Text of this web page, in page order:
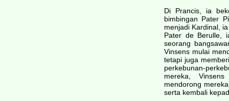
Di Prancis, ia
bimbingan Pater
menjadi Kardinal,
Pater de Berulle,
seorang
Vinsens mulai
tetapi juga
perkebunan-
mereka,
mendorong
serta kembali